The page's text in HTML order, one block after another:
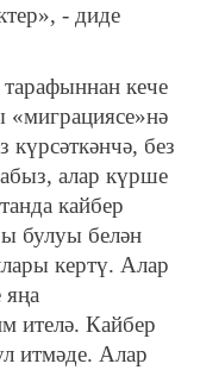
- диде
кече
«миграциясе»нә
күрсәткәнчә, без
алар күрше
кайбер
булуы белән
кертү. Алар
яңа
ителә. Кайбер
итмәде. Алар